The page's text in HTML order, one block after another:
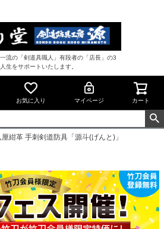
流の「剣道具職人」有段者の「店長」の3
生をサポートいたします。
お気に入り マイページ カート
紺革 手刺剣道防具「源斗(げんと)」